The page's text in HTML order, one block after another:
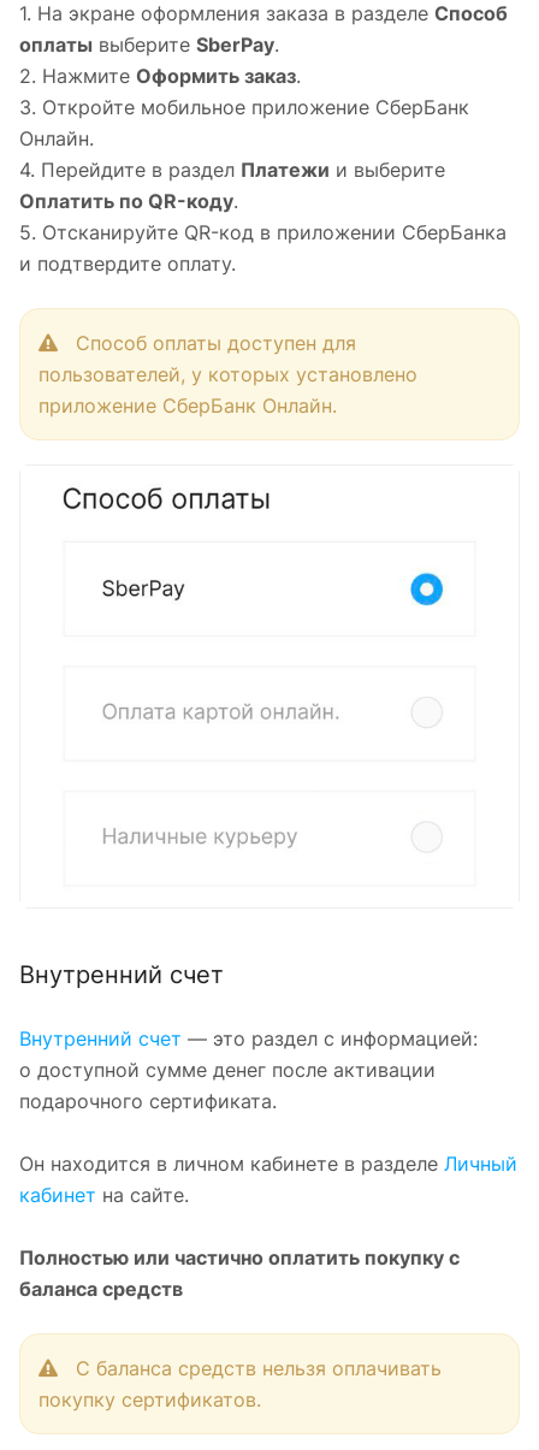
1. На экране оформления заказа в разделе Способ
оплаты выберите SberPay.
2. Нажмите Оформить заказ.
3. Откройте мобильное приложение СберБанк
Онлайн.
4. Перейдите в раздел Платежи и выберите
Оплатить по QR-коду.
5. Отсканируйте QR-код в приложении СберБанка
и подтвердите оплату.
Способ оплаты доступен для
пользователей, у которых установлено
приложение СберБанк Онлайн.
Внутренний счет
Внутренний счет — это раздел с информацией:
о доступной сумме денег после активации
подарочного сертификата.
Он находится в личном кабинете в разделе Личный
кабинет на сайте.
Полностью или частично оплатить покупку с
баланса средств
С баланса средств нельзя оплачивать
покупку сертификатов.